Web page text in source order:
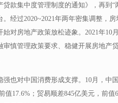
款集中度管理制度的通知》，再到
经过2020~2021年两年密集调整，
对房地产政策放松迹象。2021年10
审慎管理政策要求、稳健开展房地产
强也对中国消费形成支撑。10月，中
值17.6%；贸易顺差845亿美元，前